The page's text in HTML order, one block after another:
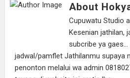
About
Cupuwatu Studio
Kesenian jathilan,
subcribe ya
jadwal/pamflet Jathilanmu supaya
penonton melalui wa admin